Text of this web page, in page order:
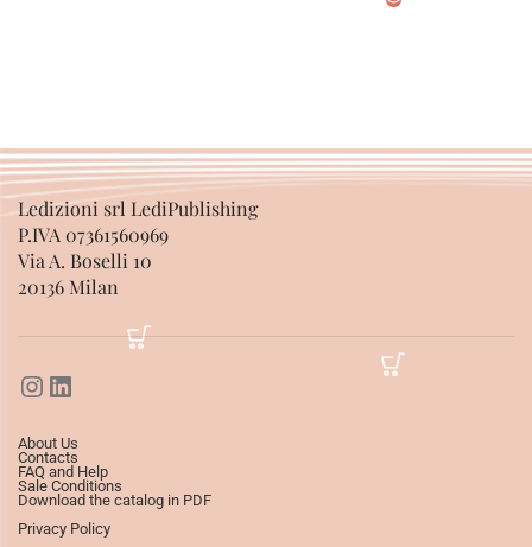
Ledizioni srl LediPublishing
P.IVA 07361560969
Via A. Boselli 10
20136 Milan
About Us
Contacts
FAQ and Help
Sale Conditions
Download the catalog in PDF
Privacy Policy